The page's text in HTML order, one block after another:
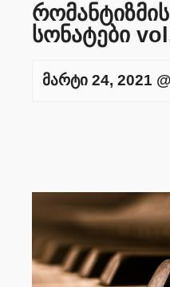
სონატები
მარტი 24, 2021